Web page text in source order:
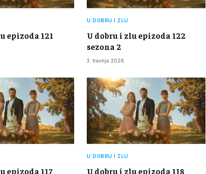
epizoda 121
U DOBRU I ZLU
U dobru i zlu epizoda 122
sezona 2
3. travnja 2026.
epizoda 117
U DOBRU I ZLU
U dobru i zlu epizoda 118